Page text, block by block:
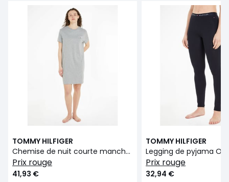
TOMMY HILFIGER
Chemise de nuit courte manche Original
prix rouge
41,93 €
TOMMY HILFIGER
prix rouge
32,94 €